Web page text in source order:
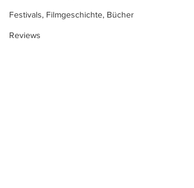
Festivals, Filmgeschichte, Bücher
Reviews